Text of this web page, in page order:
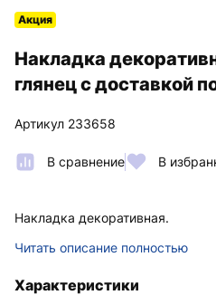
Накладка
глянец с доставкой
Артикул 233658
В сравнение В
Акция
Накладка декоративная.
Читать описание полностью
Характеристики